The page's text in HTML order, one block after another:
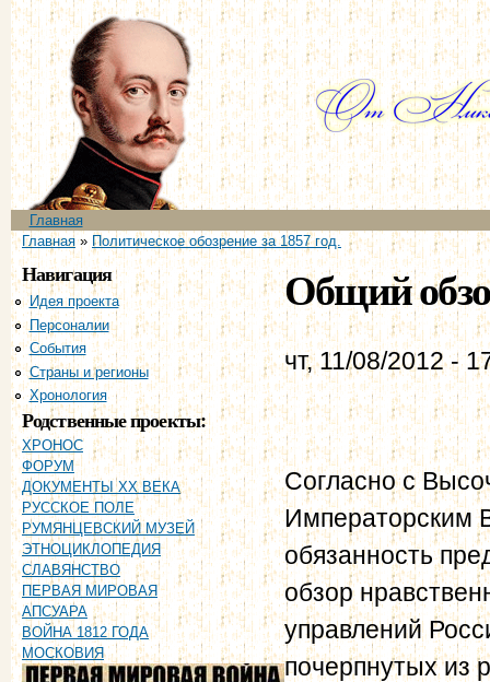
Главное меню
Главная
Вы здесь
Главная» Политическое обозрение за 1857 год.
Навигация
Идея проекта
Персоналии
События
Страны и регионы
Хронология
Родственные проекты:
ХРОНОС
ФОРУМ
ДОКУМЕНТЫ XX ВЕКА
РУССКОЕ ПОЛЕ
РУМЯНЦЕВСКИЙ МУЗЕЙ
ЭТНОЦИКЛОПЕДИЯ
СЛАВЯНСТВО
ПЕРВАЯ МИРОВАЯ
АПСУАРА
ВОЙНА 1812 ГОДА
МОСКОВИЯ
Общий
чт, 11/08/2012 -
Согласно с
Императорским
обязанность
обзор
управлений
почерпнутых из